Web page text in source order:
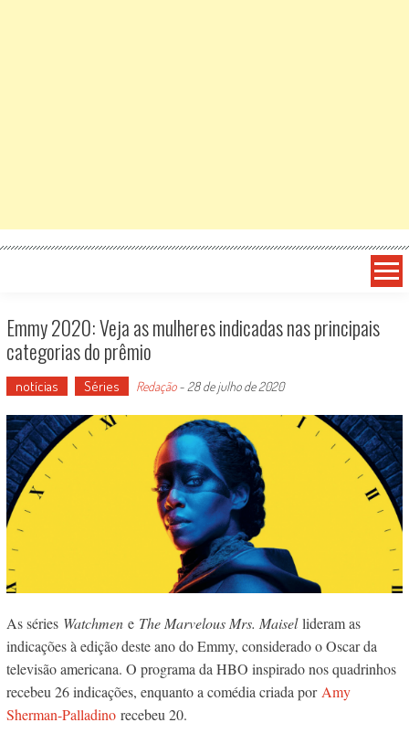
Emmy 2020: Veja as mulheres indicadas nas principais
categorias do prêmio
notícias Séries Redação- 28 de julho de 2020
As séries Watchmene The Marvelous Mrs. Maisellideram as
indicações à edição deste ano do Emmy, considerado o Oscar da
televisão americana. O programa da HBO inspirado nos quadrinhos
recebeu 26 indicações, enquanto a comédia criada porAmy
Sherman-Palladinorecebeu 20.